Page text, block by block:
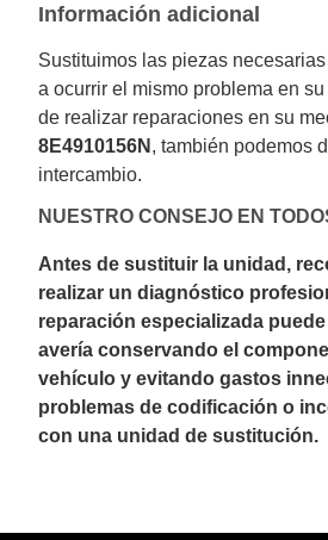
Información adicional
Sustituimos las piezas
a ocurrir el mismo problema en
de realizar reparaciones en su
8E4910156N , también podemos
intercambio.
NUESTRO CONSEJO EN
Antes de sustituir la unidad,
realizar un diagnóstico
reparación especializada
avería conservando el
vehículo y evitando gastos
problemas de codificación o
con una unidad de sustitución.